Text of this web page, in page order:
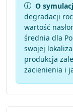
O
degradacji
wartość
średnia dla
swojej
produkcja
zacienienia i